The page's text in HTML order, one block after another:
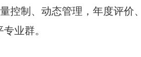
控制、动态管理，年度评价
业群。